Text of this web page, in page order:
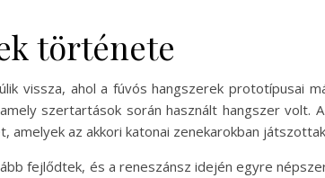
története
vissza, ahol a fúvós hangszerek prototípusai
szertartások során használt hangszer volt.
amelyek az akkori katonai zenekarokban
fejlődtek, és a reneszánsz idején egyre